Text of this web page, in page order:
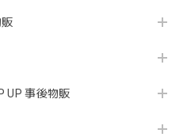
販
UP 事後物販